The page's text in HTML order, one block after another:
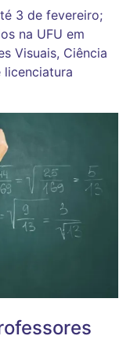
3 de fevereiro;
na UFU em
Visuais, Ciência